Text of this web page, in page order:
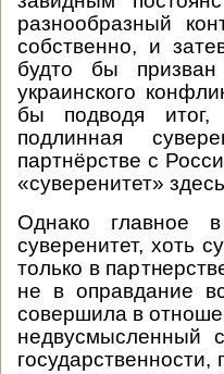
разнообразный
собственно, и
будто бы
украинского
бы подводя
подлинная
партнёрстве с
«суверенитет»
Однако главное
суверенитет, хоть
только в
не в оправдание
совершила в
недвусмысленный